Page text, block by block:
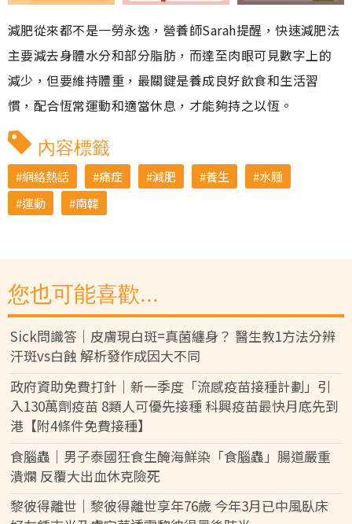
減肥從來都不是一勞永逸，營養師Sarah提醒，快速減肥法
主要減去身體水分和部分脂肪，而達至肉眼可見數字上的
減少，但要維持體重，最關鍵是養成良好飲食和生活習
慣，配合恆常運動和適當休息，才能夠持之以恆。
內容標籤
網絡熱話 痛症 減肥 養生
水腫
運動
南韓
您也可能喜歡...
Sick問識答｜皮膚現白斑=真菌纏身？ 醫生教1方法分辨
汗斑vs白蝕 解析發作成因大不同
政府資助免費打針｜新一季度「流感疫苗接種計劃」引
入130萬劑疫苗 8類人可優先接種 科興疫苗最快月底先到
港【附4條件免費接種】
食腦蟲｜男子泰國狂食生醃海鮮染「食腦蟲」腸道嚴重
潰爛 反覆大出血休克險死
黎彼得離世｜黎彼得離世享年76歲 今年3月已中風臥床